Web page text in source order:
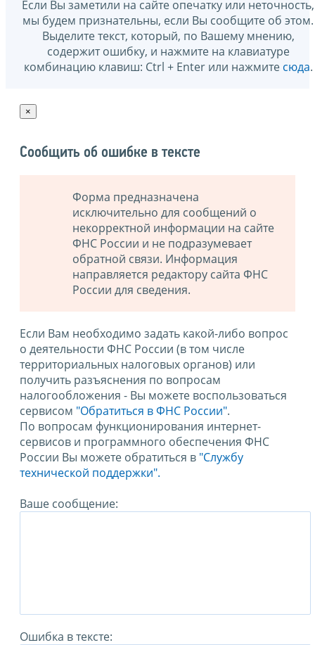
Если Вы заметили на сайте опечатку или неточность,
мы будем признательны, если Вы сообщите об этом.
Выделите текст, который, по Вашему мнению,
содержит ошибку, и нажмите на клавиатуре
комбинацию клавиш: Ctrl + Enter или нажмите сюда.
×
Сообщить об ошибке в тексте
Форма предназначена
исключительно для сообщений о
некорректной информации на сайте
ФНС России и не подразумевает
обратной связи. Информация
направляется редактору сайта ФНС
России для сведения.
Если Вам необходимо задать какой-либо вопрос
о деятельности ФНС России (в том числе
территориальных налоговых органов) или
получить разъяснения по вопросам
налогообложения - Вы можете воспользоваться
сервисом "Обратиться в ФНС России".
По вопросам функционирования интернет-
сервисов и программного обеспечения ФНС
России Вы можете обратиться в "Службу
технической поддержки".
Ваше сообщение:
Ошибка в тексте: